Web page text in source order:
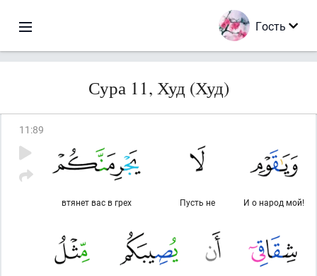
Гость
Сура 11, Худ (Худ)
11 :89
И о народ мой!
Пусть не
втянет вас в грех